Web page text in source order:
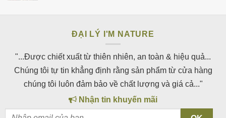
ĐẠI LÝ I'M NATURE
"...Được chiết xuất từ thiên nhiên, an toàn & hiệu quả...
Chúng tôi tự tin khẳng định rằng sản phẩm từ cửa hàng
chúng tôi luôn đảm bảo về chất lượng và giá cả..."
Nhận tin khuyến mãi